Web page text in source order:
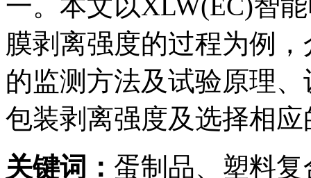
膜剥离强度的过程为例
的监测方法及试验原理
包装剥离强度及选择相
关键词： 蛋制品、塑料